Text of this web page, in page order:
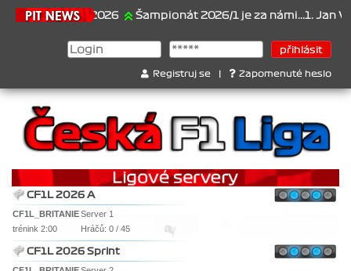
21.6.2026 Šampionát 2026/1 je za námi...1. Jan
Registruj se Zapomenuté heslo
CF1L 2026 A
CF1L_BRITANIEServer 1
trénink 2:00
Hráčů: 0 / 45
CF1L 2026 Sprint